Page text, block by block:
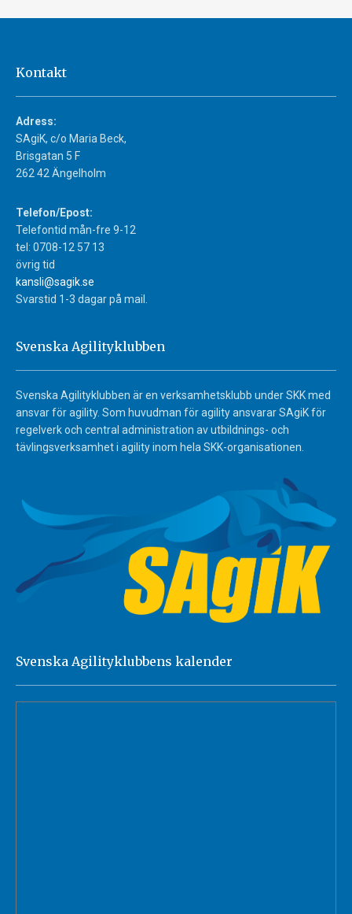
Kontakt
Adress:
SAgiK, c/o Maria Beck,
Brisgatan 5 F
262 42 Ängelholm
Telefon/Epost:
Telefontid mån-fre 9-12
tel: 0708-12 57 13
övrig tid
kansli@sagik.se
Svarstid 1-3 dagar på mail.
Svenska Agilityklubben
Svenska Agilityklubben är en verksamhetsklubb under SKK med
ansvar för agility. Som huvudman för agility ansvarar SAgiK för
regelverk och central administration av utbildnings- och
tävlingsverksamhet i agility inom hela SKK-organisationen.
Svenska Agilityklubbens kalender